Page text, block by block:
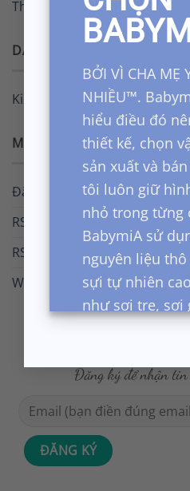
BỞI VÌ CHA MẸ
NHIỀU™.
hiểu điều đó
thiết kế, chọn
sản xuất và
tôi luôn giữ
nhỏ trong từng
BabymiA sử
nguyên liệu
sựi tự nhiên
như sợi tre, sợi
sợi nano.
cho các con
tắm, nghỉ ngơi,
dự tiệc.
Tháng 7 2019
DANH MỤC
Kinh nghiem
META
Đăng nhập
RSS bài viết
RSS bình luận
WordPress.org
Đăng ký để nhận